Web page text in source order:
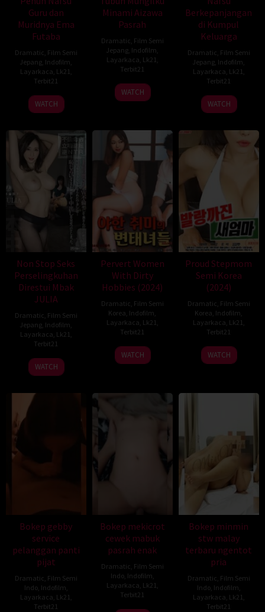
Guru dan
Muridnya Ema
Futaba
Dramatic Film Semi
Jepang Indofilm
Layarkaca Lk21
Terbit21
WATCH
Minami Aizawa
Pasrah
Dramatic Film Semi
Jepang Indofilm
Layarkaca Lk21
Terbit21
WATCH
Berkepanjangan
di Kumpul
Keluarga
Dramatic Film Semi
Jepang Indofilm
Layarkaca Lk21
Terbit21
WATCH
Non Stop Seks
Perselingkuhan
Direstui Mbak
JULIA
Dramatic Film Semi
Jepang Indofilm
Layarkaca Lk21
Terbit21
WATCH
Pervert Women
With Dirty
Hobbies (2024)
Dramatic Film Semi
Korea Indofilm
Layarkaca Lk21
Terbit21
WATCH
Proud Stepmom
Semi Korea
(2024)
Dramatic Film Semi
Korea Indofilm
Layarkaca Lk21
Terbit21
WATCH
Bokep gebby
service
pelanggan panti
pijat
Dramatic Film Semi
Indo, Indofilm
Layarkaca Lk21
Terbit21
Bokep mekicrot
cewek mabuk
pasrah enak
Dramatic Film Semi
Indo, Indofilm
Layarkaca Lk21
Terbit21
Bokep minmin
stw malay
terbaru ngentot
pria
Dramatic Film Semi
Indo, Indofilm
Layarkaca Lk21
Terbit21